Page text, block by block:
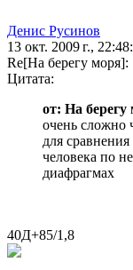
Денис Русинов
13 окт. 2009 г.,
Re[На берегу моря]:
Цитата:
от: На берегу
очень сложно
для
человека по
диафрагмах
40Д+85/1,8